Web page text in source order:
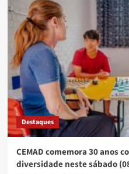
Destaques
CEMAD comemora 30 anos
diversidade neste sábado